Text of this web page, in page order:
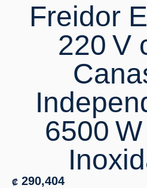
Freidor
220 V
6500
₡ 290,404